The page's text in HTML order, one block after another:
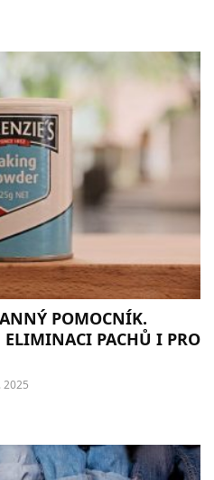
POMOCNÍK.
ELIMINACI PACHŮ I PRO
2025